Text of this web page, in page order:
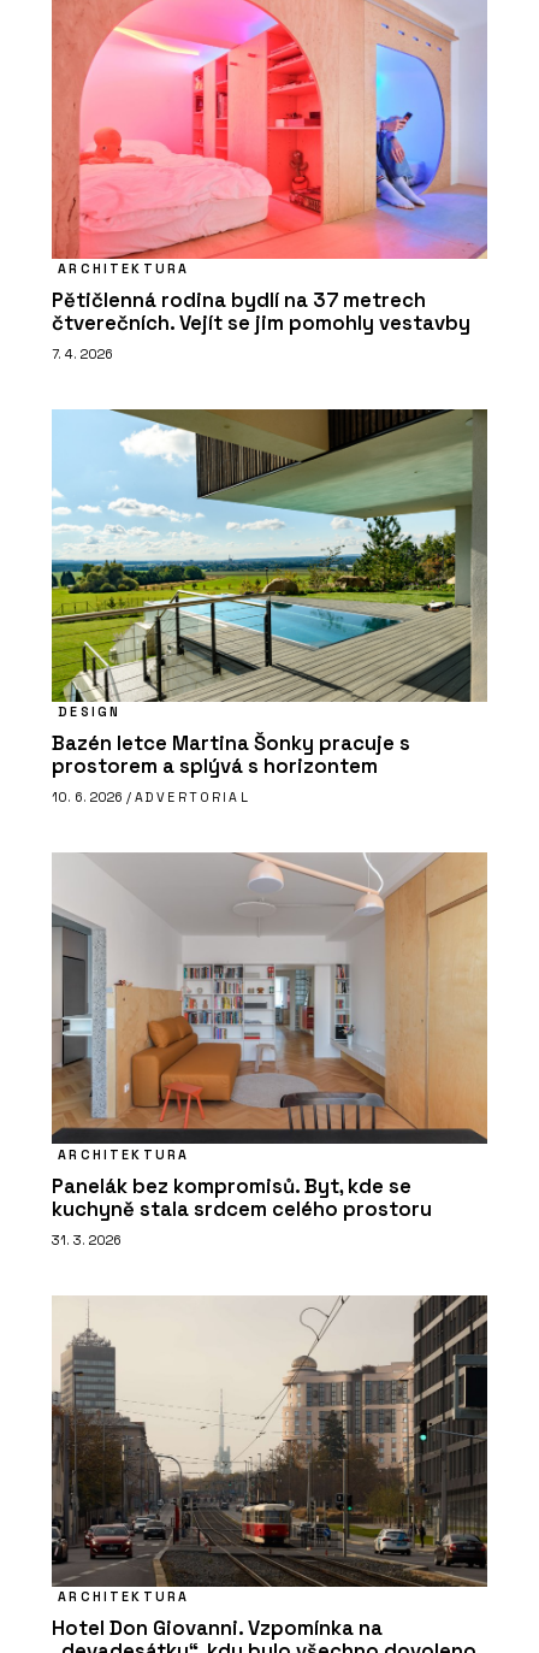
ARCHITEKTURA
Pětičlenná rodina bydlí na 37 metrech
čtverečních. Vejít se jim pomohly vestavby
7. 4. 2026
DESIGN
Bazén letce Martina Šonky pracuje s
prostorem a splývá s horizontem
10. 6. 2026 / ADVERTORIAL
ARCHITEKTURA
Panelák bez kompromisů. Byt, kde se
kuchyně stala srdcem celého prostoru
31. 3. 2026
ARCHITEKTURA
Hotel Don Giovanni. Vzpomínka na